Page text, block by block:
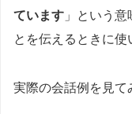
ています 」という
とを伝えるときに使
実際の会話例を見て